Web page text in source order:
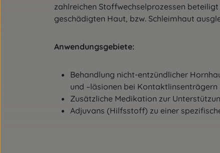
zahlreichen Stoffwechselprozessen
geschädigten Haut, bzw. Schleimhaut
Anwendungsgebiete:
Behandlung nicht-entzündlicher
und –läsionen bei Kontaktlinsenträgern
Zusätzliche Medikation zur
Adjuvans (Hilfsstoff) zu einer